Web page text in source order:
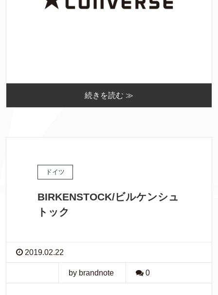
続きを読む ≫
ドイツ
BIRKENSTOCK/ビルケンシュ
トック
2019.02.22
by brandnote 0